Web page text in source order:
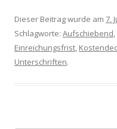
Dieser Beitrag wurde am 7.
Schlagworte: Aufschiebend,
Einreichungsfrist,
Unterschriften.